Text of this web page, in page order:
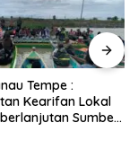
Penyakit
Sapi Perah Secara
Medis